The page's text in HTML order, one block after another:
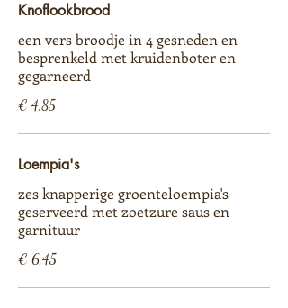
Knoflookbrood
een vers broodje in 4 gesneden en
besprenkeld met kruidenboter en
gegarneerd
€ 4,85
Loempia's
zes knapperige groenteloempia's
geserveerd met zoetzure saus en
garnituur
€ 6,45